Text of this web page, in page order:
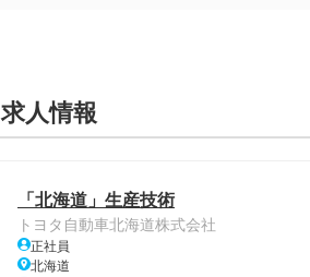
求人情報
「北海道」生産技術
トヨタ自動車北海道株式会社
正社員
北海道